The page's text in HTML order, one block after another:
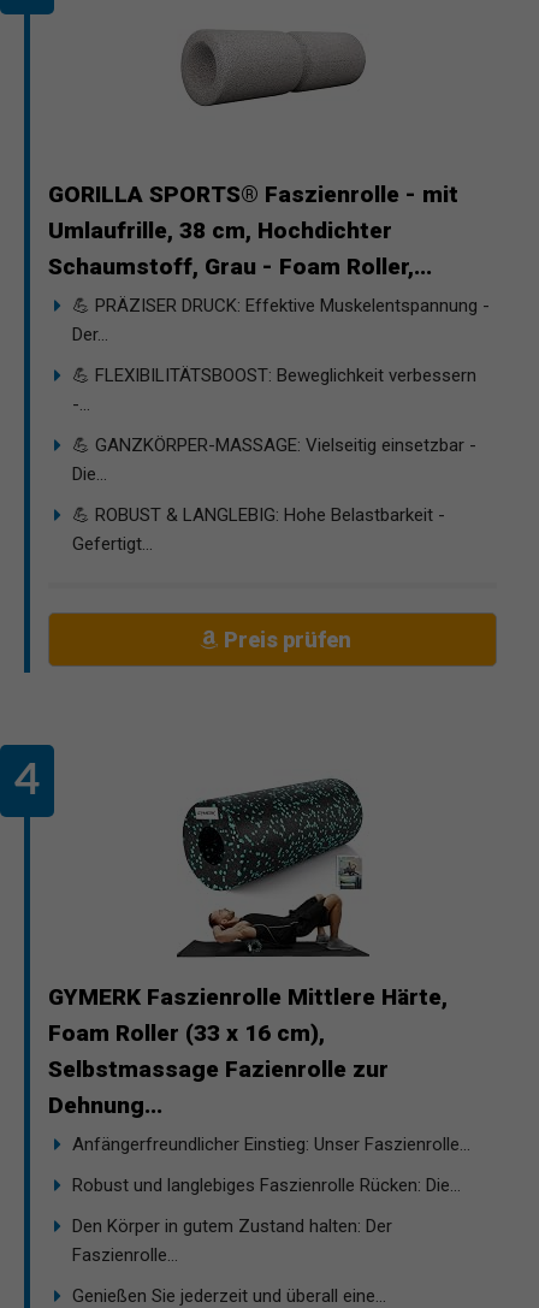
GORILLA SPORTS® Faszienrolle - mit
Umlaufrille, 38 cm, Hochdichter
Schaumstoff, Grau - Foam Roller,...
💪 PRÄZISER DRUCK: Effektive Muskelentspannung -
Der...
💪 FLEXIBILITÄTSBOOST: Beweglichkeit verbessern
-...
💪 GANZKÖRPER-MASSAGE: Vielseitig einsetzbar -
Die...
💪 ROBUST & LANGLEBIG: Hohe Belastbarkeit -
Gefertigt...
Preis prüfen
GYMERK Faszienrolle Mittlere Härte,
Foam Roller (33 x 16 cm),
Selbstmassage Fazienrolle zur
Dehnung...
Anfängerfreundlicher Einstieg: Unser Faszienrolle...
Robust und langlebiges Faszienrolle Rücken: Die...
Den Körper in gutem Zustand halten: Der
Faszienrolle...
Genießen Sie jederzeit und überall eine...